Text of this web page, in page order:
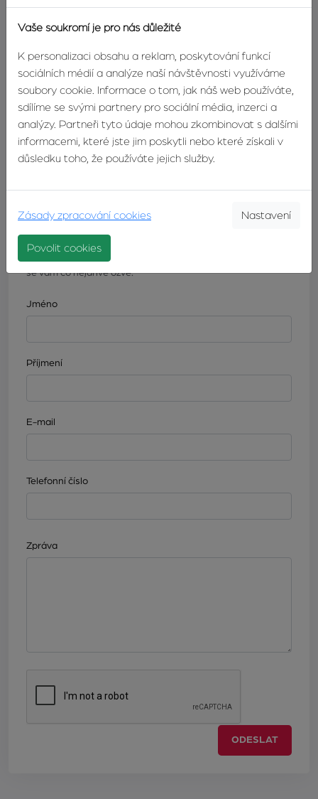
Tomáš Kuběna
realitní makléř
TELEFON: +420603246680
E-MAIL: kubena@zvonek.cz
MAKLÉŘE
MAKLÉŘE
Odpovědní formulář
Máte zájem o tuto nemovitost? Napište nám a náš makléř
se vám co nejdříve ozve.
Jméno
Příjmení
E-mail
Telefonní číslo
Zpráva
ODESLAT
Vaše soukromí je pro nás důležité
K personalizaci obsahu a reklam, poskytování funkcí
sociálních médií a analýze naší návštěvnosti využíváme
soubory cookie. Informace o tom, jak náš web používáte,
sdílíme se svými partnery pro sociální média, inzerci a
analýzy. Partneři tyto údaje mohou zkombinovat s dalšími
informacemi, které jste jim poskytli nebo které získali v
důsledku toho, že používáte jejich služby.
Zásady zpracování cookies Nastavení
Povolit cookies